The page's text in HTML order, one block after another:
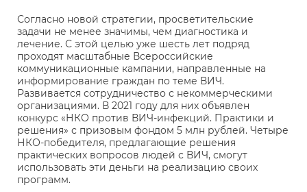
Согласно новой стратегии, просветительские
задачи не менее значимы, чем диагностика и
лечение. С этой целью уже шесть лет подряд
проходят масштабные Всероссийские
коммуникационные кампании, направленные на
информирование граждан по теме ВИЧ.
Развивается сотрудничество с некоммерческими
организациями. В 2021 году для них объявлен
конкурс «НКО против ВИЧ-инфекций. Практики и
решения» с призовым фондом 5 млн рублей. Четыре
НКО-победителя, предлагающие решения
практических вопросов людей с ВИЧ, смогут
использовать эти деньги на реализацию своих
программ.